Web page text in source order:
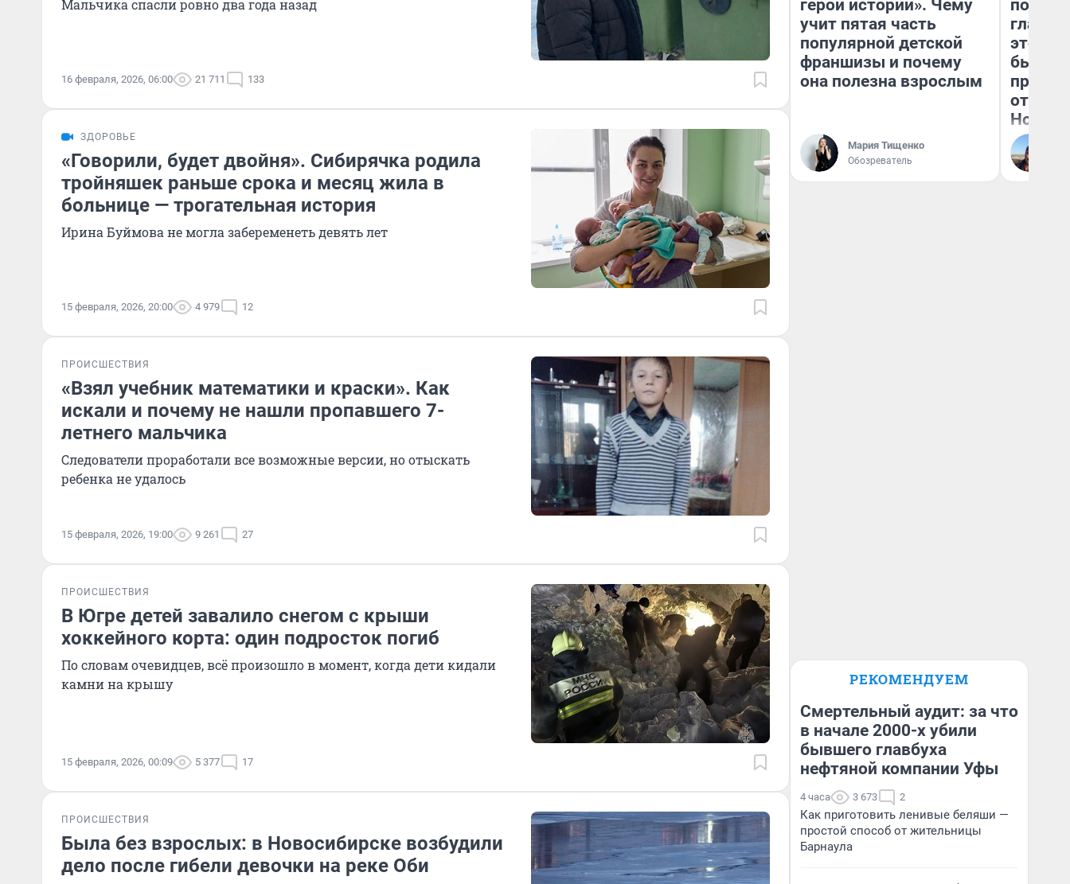
Мальчика спасли ровно два года назад
16 февраля, 2026, 06:00 21 711 133
ЗДОРОВЬЕ
«Говорили, будет двойня». Сибирячка родила
тройняшек раньше срока и месяц жила в
больнице — трогательная история
Ирина Буймова не могла забеременеть девять лет
15 февраля, 2026, 20:00 4 979 12
ПРОИСШЕСТВИЯ
«Взял учебник математики и краски». Как
искали и почему не нашли пропавшего 7-
летнего мальчика
Следователи проработали все возможные версии, но отыскать
ребенка не удалось
15 февраля, 2026, 19:00 9 261 27
ПРОИСШЕСТВИЯ
В Югре детей завалило снегом с крыши
хоккейного корта: один подросток погиб
По словам очевидцев, всё произошло в момент, когда дети кидали
камни на крышу
15 февраля, 2026, 00:09 5 377 17
ПРОИСШЕСТВИЯ
Была без взрослых: в Новосибирске возбудили
дело после гибели девочки на реке Оби
герои истории». Чему
учит пятая часть
популярной детской
франшизы и почему
она полезна взрослым
Мария Тищенко
Обозреватель
этого
бьет
отзыв
Нолана
РЕКОМЕНДУЕМ
Смертельный аудит: за что
в начале 2000-х убили
бывшего главбуха
нефтяной компании Уфы
4 часа 3 673 2
Как приготовить ленивые беляши —
простой способ от жительницы
Барнаула